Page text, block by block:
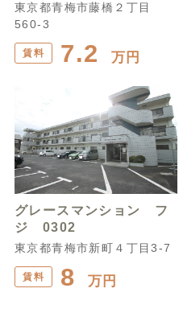
東京都青梅市藤橋２丁目
560-3
賃料 7.2 万円
グレースマンション フ
ジ 0302
東京都青梅市新町４丁目3-7
賃料 8 万円